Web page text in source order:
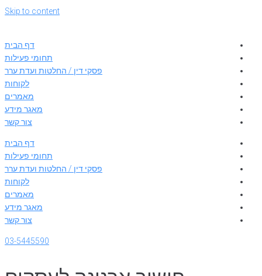
Skip to content
דף הבית
תחומי פעילות
פסקי דין / החלטות ועדת ערר
לקוחות
מאמרים
מאגר מידע
צור קשר
דף הבית
תחומי פעילות
פסקי דין / החלטות ועדת ערר
לקוחות
מאמרים
מאגר מידע
צור קשר
03-5445590